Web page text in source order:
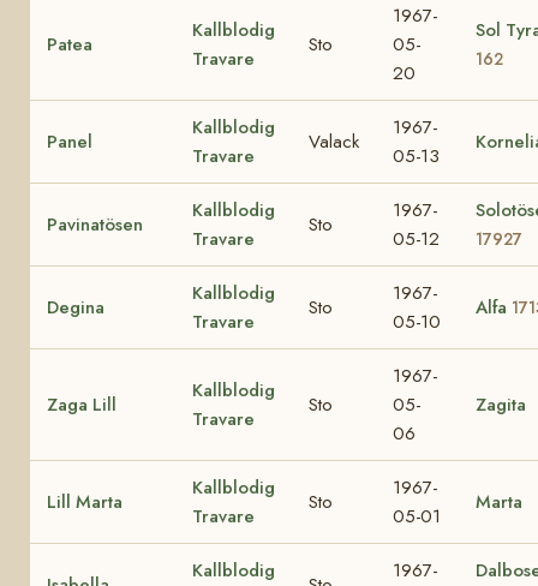
Patea
Kallblodig
Travare
Sto
1967-
05-
20
Sol
162
Panel
Kallblodig
Travare
Valack
1967-
05-13
Pavinatösen
Kallblodig
Travare
Sto
1967-
05-12
17927
Degina
Kallblodig
Travare
Sto
1967-
05-10
Alfa
Zaga Lill
Kallblodig
Travare
Sto
1967-
05-
06
Zagita
Lill Marta
Kallblodig
Travare
Sto
1967-
05-01
Marta
Kallblodig
1967-